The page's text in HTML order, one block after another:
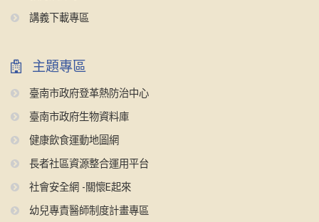
講義下載專區
主題專區
臺南市政府登革熱防治中心
臺南市政府生物資料庫
健康飲食運動地圖網
長者社區資源整合運用平台
社會安全網 -關懷E起來
幼兒專責醫師制度計畫專區